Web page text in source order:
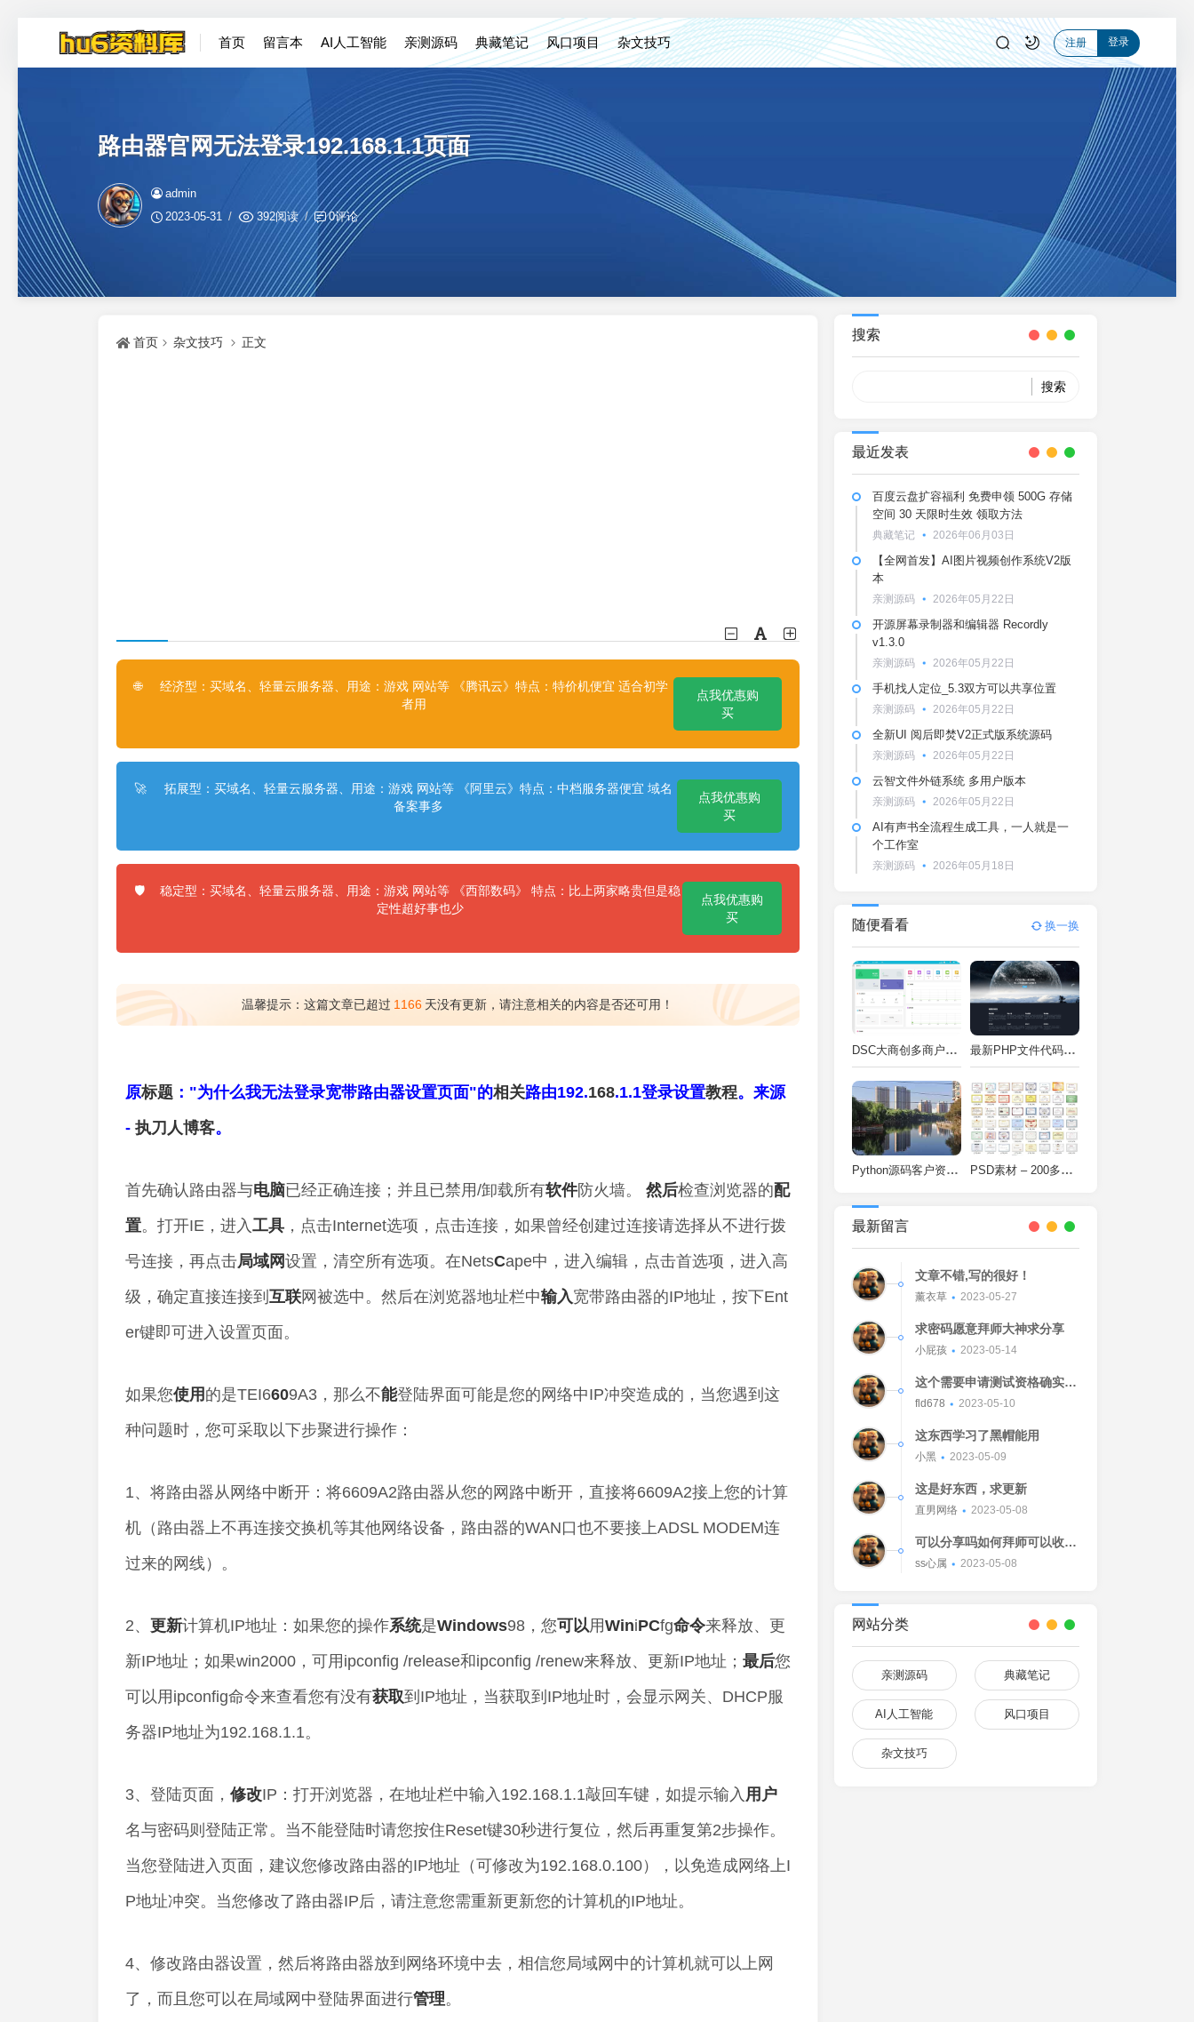
首页 留言本 AI人工智能 亲测源码 典藏笔记 风口项目 杂文技巧 注册 登录
路由器官网无法登录192.168.1.1页面
admin
2023-05-31
392阅读 0评论
首页 杂文技巧 正文
🌐
经济型：买域名、轻量云服务器、用途：游戏 网站等 《腾讯云》特点：特价机便宜 适合初学
者用
点我优惠购
买
🚀
拓展型：买域名、轻量云服务器、用途：游戏 网站等 《阿里云》特点：中档服务器便宜 域名
备案事多
点我优惠购
买
🛡️
稳定型：买域名、轻量云服务器、用途：游戏 网站等 《西部数码》 特点：比上两家略贵但是稳
定性超好事也少
点我优惠购
买
温馨提示：这篇文章已超过 1166 天没有更新，请注意相关的内容是否还可用！
原标题："为什么我无法登录宽带路由器设置页面"的相关路由192.168.1.1登录设置教程。来源
- 执刀人博客。
首先确认路由器与电脑已经正确连接；并且已禁用/卸载所有软件防火墙。 然后检查浏览器的配
置。打开IE，进入工具，点击Internet选项，点击连接，如果曾经创建过连接请选择从不进行拨
号连接，再点击局域网设置，清空所有选项。在NetsCape中，进入编辑，点击首选项，进入高
级，确定直接连接到 互联网被选中。然后在浏览器地址栏中输入宽带路由器的IP地址，按下Ent
er键即可进入设置页面。
如果您使用 的是TEI6609A3，那么不能登陆界面可能是您的网络中IP冲突造成的，当您遇到这
种问题时，您可采取以下步聚进行操作：
1、将路由器从网络中断开：将6609A2路由器从您的网路中断开，直接将6609A2接上您的计算
机（路由器上不再连接交换机等其他网络设备，路由器的WAN口也不要接上ADSL MODEM连
过来的网线）。
2、 更新计算机IP地址：如果您的操作系统是Windows98，您可以用WiniPCfg命令来释放、更
新IP地址；如果win2000，可用ipconfig /release和ipconfig /renew来释放、更新IP地址； 最后您
可以用ipconfig命令来查看您有没有获取到IP地址，当获取到IP地址时，会显示网关、DHCP服
务器IP地址为192.168.1.1。
3、登陆页面， 修改IP：打开浏览器，在地址栏中输入192.168.1.1敲回车键，如提示输入 用户
名与密码则登陆正常。当不能登陆时请您按住Reset键30秒进行复位，然后再重复第2步操作。
当您登陆进入页面，建议您修改路由器的IP地址（可修改为192.168.0.100），以免造成网络上I
P地址冲突。当您修改了路由器IP后，请注意您需重新更新您的计算机的IP地址。
4、修改路由器设置，然后将路由器放到网络环境中去，相信您局域网中的计算机就可以上网
了，而且您可以在局域网中登陆界面进行管理。
搜索
最近发表
百度云盘扩容福利 免费申领 500G 存储
空间 30 天限时生效 领取方法
典藏笔记 2026年06月03日
【全网首发】AI图片视频创作系统V2版
本
亲测源码 2026年05月22日
开源屏幕录制器和编辑器 Recordly
v1.3.0
亲测源码 2026年05月22日
手机找人定位_5.3双方可以共享位置
亲测源码 2026年05月22日
全新UI 阅后即焚V2正式版系统源码
亲测源码 2026年05月22日
云智文件外链系统 多用户版本
亲测源码 2026年05月22日
AI有声书全流程生成工具，一人就是一
个工作室
亲测源码 2026年05月18日
随便看看 换一换
DSC大商创多商户电商系统完整部署教程（附PHP7.4/PHP8兼容修复方案） 最新PHP文件代码加密系统 在线PHP加密系统 全开源 亲测可用
Python源码客户资料管理系统V2.2一键运行 PSD素材 – 200多种类型证书PSD源码
最新留言
文章不错,写的很好！
薰衣草 2023-05-27
求密码愿意拜师大神求分享
小屁孩 2023-05-14
这个需要申请测试资格确实不
错的东西
fld678 2023-05-10
这东西学习了黑帽能用
小黑 2023-05-09
这是好东西，求更新
直男网络 2023-05-08
可以分享吗如何拜师可以收我
吗[Watermelon]
ss心属 2023-05-08
网站分类
亲测源码 典藏笔记
AI人工智能 风口项目
杂文技巧